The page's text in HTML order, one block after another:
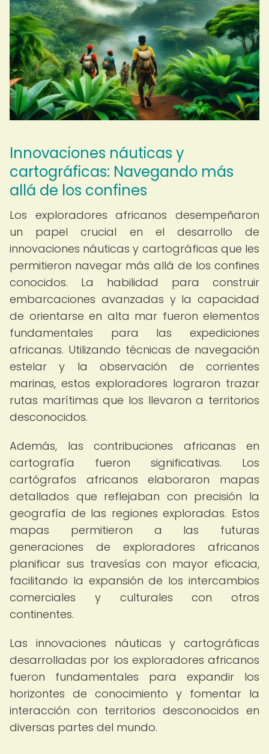
Innovaciones náuticas y
cartográficas: Navegando más
allá de los confines
Los exploradores africanos desempeñaron
un papel crucial en el desarrollo de
innovaciones náuticas y cartográficas que les
permitieron navegar más allá de los confines
conocidos. La habilidad para construir
embarcaciones avanzadas y la capacidad
de orientarse en alta mar fueron elementos
fundamentales para las expediciones
africanas. Utilizando técnicas de navegación
estelar y la observación de corrientes
marinas, estos exploradores lograron trazar
rutas marítimas que los llevaron a territorios
desconocidos.
Además, las contribuciones africanas en
cartografía fueron significativas. Los
cartógrafos africanos elaboraron mapas
detallados que reflejaban con precisión la
geografía de las regiones exploradas. Estos
mapas permitieron a las futuras
generaciones de exploradores africanos
planificar sus travesías con mayor eficacia,
facilitando la expansión de los intercambios
comerciales y culturales con otros
continentes.
Las innovaciones náuticas y cartográficas
desarrolladas por los exploradores africanos
fueron fundamentales para expandir los
horizontes de conocimiento y fomentar la
interacción con territorios desconocidos en
diversas partes del mundo.